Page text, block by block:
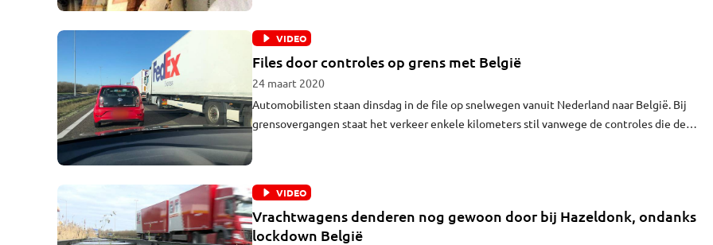
VIDEO
Files door controles op grens met België
24 maart 2020
Automobilisten staan dinsdag in de file op snelwegen vanuit Nederland naar België. Bij
grensovergangen staat het verkeer enkele kilometers stil vanwege de controles die de
VIDEO
Vrachtwagens denderen nog gewoon door bij Hazeldonk, ondanks
lockdown België